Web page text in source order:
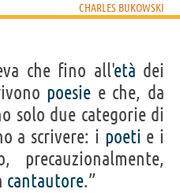
CHARLES BUKOWSKI
che fino all'età dei
poesie e che, da
solo due categorie di
a scrivere: i poeti e i
cantautore.”